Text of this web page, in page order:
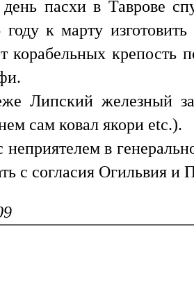
пасхи в Таврове
к марту
корабельных крепость
Липский железный
сам ковал якори etc.).
в
с согласия Огильвия и